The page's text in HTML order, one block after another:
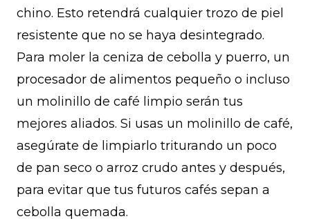
chino. Esto retendrá cualquier trozo de piel
resistente que no se haya desintegrado.
Para moler la ceniza de cebolla y puerro, un
procesador de alimentos pequeño o incluso
un molinillo de café limpio serán tus
mejores aliados. Si usas un molinillo de café,
asegúrate de limpiarlo triturando un poco
de pan seco o arroz crudo antes y después,
para evitar que tus futuros cafés sepan a
cebolla quemada.